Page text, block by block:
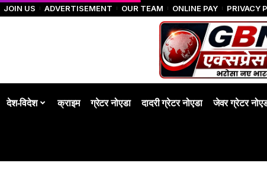
JOIN US ADVERTISEMENT OUR TEAM ONLINE PAY PRIVACY
देश-विदेश क्राइम ग्रेटर नोएडा दादरी ग्रेटर नोएडा जेवर ग्रेटर